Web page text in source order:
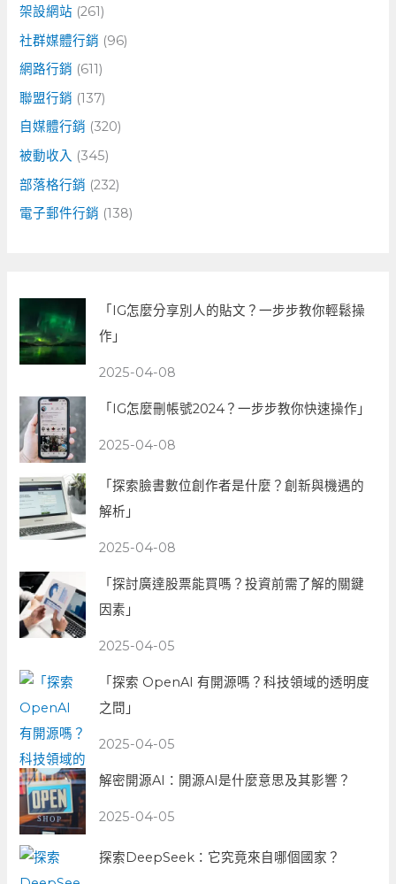
架設網站 (261)
社群媒體行銷 (96)
網路行銷 (611)
聯盟行銷 (137)
自媒體行銷 (320)
被動收入 (345)
部落格行銷 (232)
電子郵件行銷 (138)
「IG怎麼分享別人的貼文？一步步教你輕鬆操
作」
2025-04-08
「IG怎麼刪帳號2024？一步步教你快速操作」
2025-04-08
「探索臉書數位創作者是什麼？創新與機遇的
解析」
2025-04-08
「探討廣達股票能買嗎？投資前需了解的關鍵
因素」
2025-04-05
「探索 OpenAI 有開源嗎？科技領域的透明度
之問」
2025-04-05
解密開源AI：開源AI是什麼意思及其影響？
2025-04-05
探索DeepSeek：它究竟來自哪個國家？